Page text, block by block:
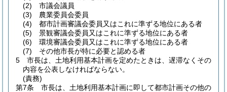
(2)
市議会議員
(3)
農業委員会委員
(4)
都市計画審議会委員又はこれに準ずる地位にある者
(5)
景観審議会委員又はこれに準ずる地位にある者
(6)
環境審議会委員又はこれに準ずる地位にある者
(7)
その他市長が特に必要と認める者
5
市長は、土地利用基本計画を定めたときは、遅滞なくその
内容を公表しなければならない。
(責務)
第7条
市長は、土地利用基本計画に即して都市計画その他の